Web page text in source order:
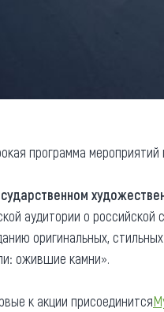
программа мероприятий
аудитории о
оригинальных,
ожившие камни».
к акции присоединится